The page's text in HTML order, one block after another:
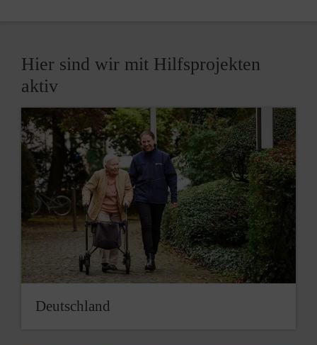
Hier sind wir mit Hilfsprojekten
aktiv
Deutschland